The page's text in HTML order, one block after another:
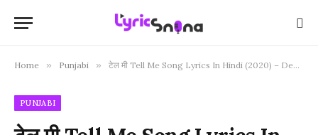
Home » Punjabi » टेल मी Tell Me Song Lyrics In Hindi (2020) – Deep Ramby | Updated 2024
PUNJABI